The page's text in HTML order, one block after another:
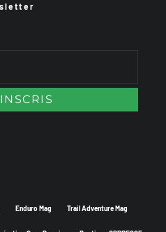
Enduro Mag Trail Adventure Mag